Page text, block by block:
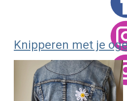
Knipperen met je